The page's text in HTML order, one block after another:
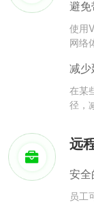
避
使用
网络
减少
在某
径，
远
安
员工